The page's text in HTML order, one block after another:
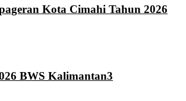
Kota Cimahi Tahun 2026
BWS Kalimantan3